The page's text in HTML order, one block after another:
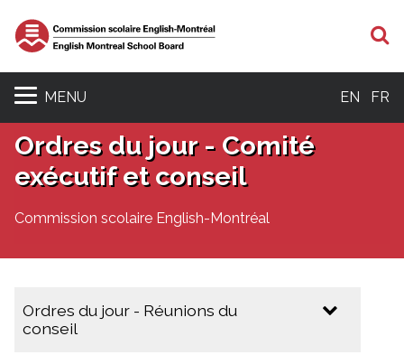
MENU EN FR
Ordres du jour - Comité
exécutif et conseil
Commission scolaire English-Montréal
Ordres du jour - Réunions du
conseil